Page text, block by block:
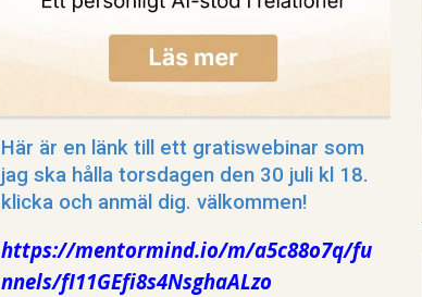
Här är en länk till ett gratiswebinar som
jag ska hålla torsdagen den 30 juli kl 18.
klicka och anmäl dig. välkommen!
https://mentormind.io/m/a5c88o7q/fu
nnels/fI11GEfi8s4NsghaALzo